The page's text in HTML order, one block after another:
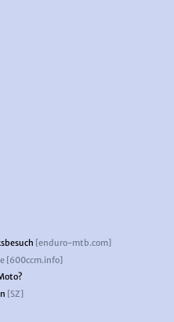
[enduro-mtb.com]
[600ccm.info]
[SZ]